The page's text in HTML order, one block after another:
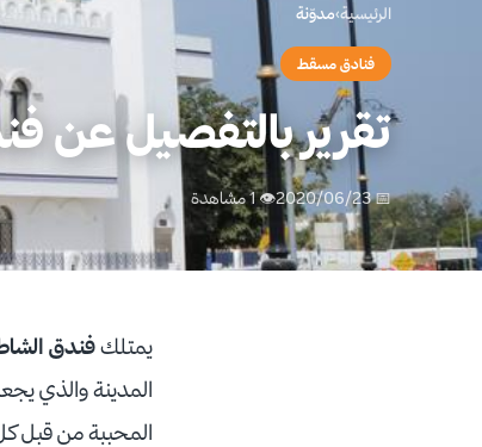
الرئيسية›مدوّنة
فنادق مسقط
تقرير بالتفصيل عن
📅 2020/06/23 👁 1 مشاهدة
يمتلكفندق
المدينة والذي
المحببة من قبل